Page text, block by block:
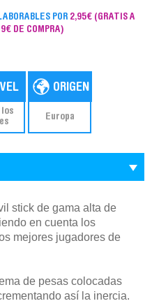
POR 2,95€ (GRATIS A
DE COMPRA)
Europa
stick de gama alta de
en cuenta los
mejores jugadores de
de pesas colocadas
así la inercia.